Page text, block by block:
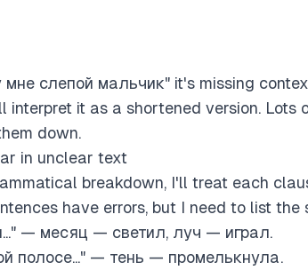
it’s not quite perfect. I'll proceed with
мне слепой мальчик" it's missing
interpret it as a shortened version.
down.
in unclear text
breakdown, I'll treat each
have errors, but I need to list
— месяц — светил, луч — играл.
полосе..." — тень — промелькнула.